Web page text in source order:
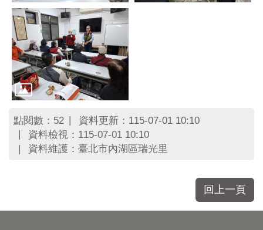
說
臺
北
市
鄰
長
名
冊
點閱數： 52
資料更新：115-07-01 10:10
資料檢視：115-07-01 10:10
資料維護：臺北市內湖區瑞光里
回上一頁